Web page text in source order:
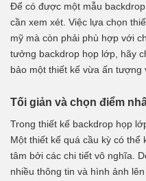
Để có được một mẫu
cần xem xét. Việc lựa chọn
mỹ mà còn phải phù hợp với
tưởng backdrop họp lớp, hãy
bảo một thiết kế vừa ấn tượng
Tối giản và chọn điểm
Trong thiết kế backdrop họp
Một thiết kế quá cầu kỳ có
tâm bởi các chi tiết vô nghĩa.
nhiều thông tin và hình ảnh